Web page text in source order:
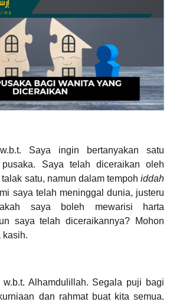
Saya ingin bertanyakan satu
Saya telah diceraikan oleh
satu, namun dalam tempoh iddah
saya telah meninggal dunia, justeru
saya boleh mewarisi harta
saya telah diceraikannya? Mohon
kasih.
w.b.t. Alhamdulillah. Segala puji bagi
dan rahmat buat kita semua.